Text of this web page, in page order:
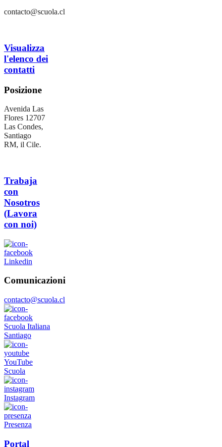
contacto@scuola.cl
Visualizza
l'elenco dei
contatti
Posizione
Avenida Las
Flores 12707
Las Condes,
Santiago
RM, il Cile.
Trabaja
con
Nosotros
(Lavora
con noi)
Linkedin
Comunicazioni
contacto@scuola.cl
Scuola Italiana
Santiago
YouTube
Scuola
Instagram
Presenza
Portal